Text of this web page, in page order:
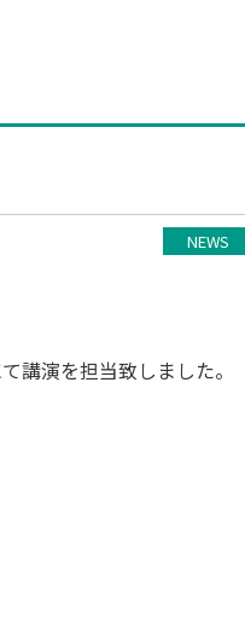
NEWS
講演を担当致しました。